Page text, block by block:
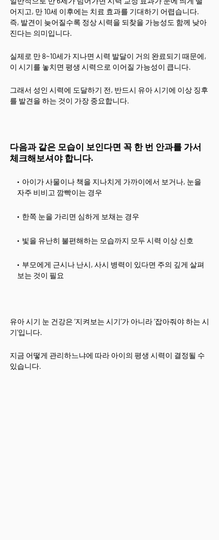
어지고, 만 10세 이후에는 치료 효과를 기대하기 어렵습니다.
즉, 발견이 늦어질수록 정상 시력을 되찾을 가능성도 함께 낮아
진다는 의미입니다.
실제로 만 8~10세가 지나면 시력 발달이 거의 완료되기 때문에,
이 시기를 놓치면 평생 시력으로 이어질 가능성이 큽니다.
그래서 성인 시력에 도달하기 전, 반드시 유아 시기에 이상 징후
를 발견을 하는 것이 가장 중요합니다.
다음과 같은 모습이 보인다면 꼭 한 번 안과를 가서
체크해보셔야 합니다.
아이가 사물이나 책을 지나치게 가까이에서 보거나, 눈을
자주 비비고 깜빡이는 경우
한쪽 눈을 가리면 심하게 보채는 경우
빛을 유난히 불편해하는 모습까지 모두 시력 이상 신호
부모에게 근시나 난시, 사시 병력이 있다면 주의 깊게 살펴
보는 것이 필요
유아 시기 눈 건강은 ‘지켜보는 시기’가 아니라 ‘잡아줘야 하는 시
기’입니다.
지금 어떻게 관리하느냐에 따라 아이의 평생 시력이 결정될 수
있습니다.